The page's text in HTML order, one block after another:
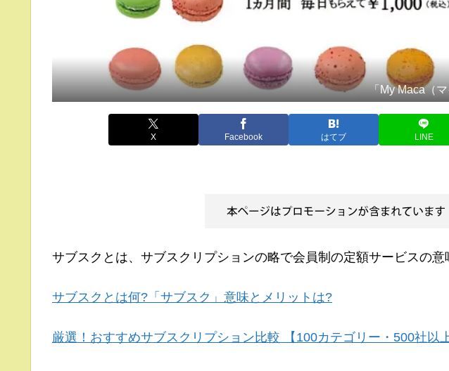
「My Maca（
X Facebook はてブ LINE
サブスクとは、サブスクリプションの略で会員制の定額サービスの意
サブスクとは何?「サブスク」意味とメリットは?
厳選！おすすめサブスクリプション比較 【100カテゴリー・500社以